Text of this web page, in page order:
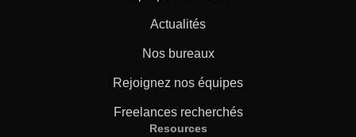
Actualités
Nos bureaux
Rejoignez nos équipes
Freelances recherchés
Resources